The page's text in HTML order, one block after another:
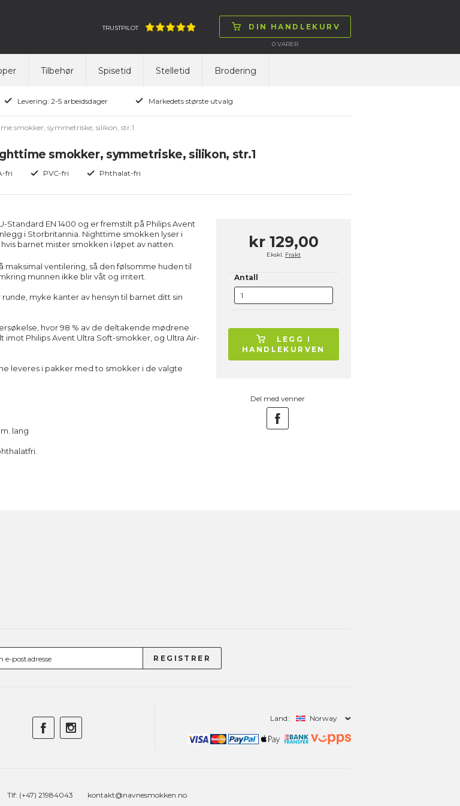
DIN HANDLEKURV
0VARER
TRUSTPILOT
Tilbehør Spisetid Stelletid Brodering
Levering: 2-5 arbeidsdager Markedets største utvalg
smokker, symmetriske, silikon, str.1
smokker, symmetriske, silikon, str.1
fri PVC-fri Phthalat-fri
Standard EN 1400 og er fremstilt på Philips Avent
i Storbritannia. Nighttime smokken lyser i
barnet mister smokken i løpet av natten.
maksimal ventilering, så den følsomme huden til
munnen ikke blir våt og irritert.
myke kanter av hensyn til barnet ditt sin
hvor 98 % av de deltakende mødrene
Philips Avent Ultra Soft-smokker, og Ultra Air-
leveres i pakker med to smokker i de valgte
lang
kr 129,00
Ekskl. Frakt
Antall
LEGG I
HANDLEKURVEN
Del med venner
Land: Norway
Tlf: (+47) 21984043 kontakt@navnesmokken.no